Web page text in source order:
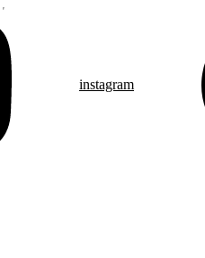
instagram